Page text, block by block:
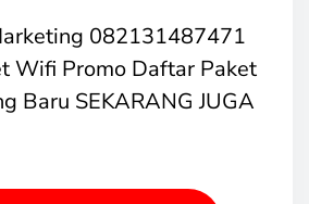
082131487471
Wifi Promo Daftar Paket
Baru SEKARANG JUGA